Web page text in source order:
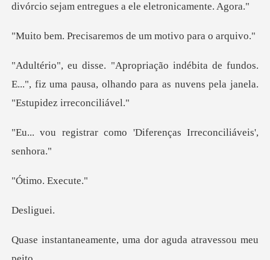
divórcio sejam entre
aremos de um motiv
fundos.
E...", fiz uma pausa, olhando para as
omo 'Diferenças Irreco
o. Ex
lig
nte, uma dor aguda